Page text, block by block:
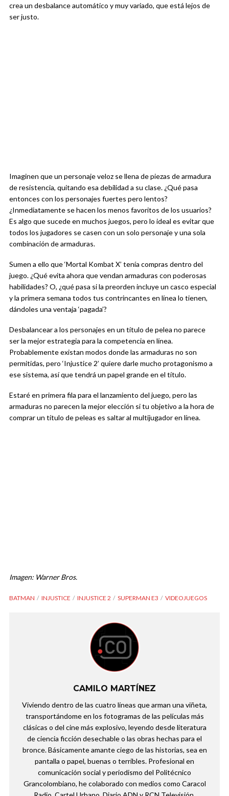
crea un desbalance automático y muy variado, que está lejos de
ser justo.
Imaginen que un personaje veloz se llena de piezas de armadura
de resistencia, quitando esa debilidad a su clase. ¿Qué pasa
entonces con los personajes fuertes pero lentos?
¿Inmediatamente se hacen los menos favoritos de los usuarios?
Es algo que sucede en muchos juegos, pero lo ideal es evitar que
todos los jugadores se casen con un solo personaje y una sola
combinación de armaduras.
Sumen a ello que ‘Mortal Kombat X’ tenía compras dentro del
juego. ¿Qué evita ahora que vendan armaduras con poderosas
habilidades? O, ¿qué pasa si la preorden incluye un casco especial
y la primera semana todos tus contrincantes en línea lo tienen,
dándoles una ventaja ‘pagada’?
Desbalancear a los personajes en un título de pelea no parece
ser la mejor estrategia para la competencia en línea.
Probablemente existan modos donde las armaduras no son
permitidas, pero ‘Injustice 2’ quiere darle mucho protagonismo a
ese sistema, así que tendrá un papel grande en el título.
Estaré en primera fila para el lanzamiento del juego, pero las
armaduras no parecen la mejor elección si tu objetivo a la hora de
comprar un título de peleas es saltar al multijugador en línea.
Imagen: Warner Bros.
BATMAN INJUSTICE INJUSTICE 2 SUPERMAN E3 VIDEOJUEGOS
CAMILO MARTÍNEZ
Viviendo dentro de las cuatro líneas que arman una viñeta,
transportándome en los fotogramas de las películas más
clásicas o del cine más explosivo, leyendo desde literatura
de ciencia ficción desechable o las obras hechas para el
bronce. Básicamente amante ciego de las historias, sea en
pantalla o papel, buenas o terribles. Profesional en
comunicación social y periodismo del Politécnico
Grancolombiano, he colaborado con medios como Caracol